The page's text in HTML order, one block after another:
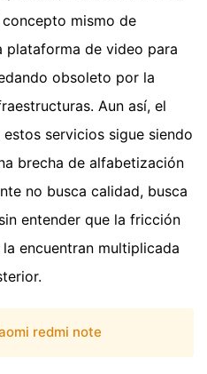
mismo de
plataforma de video para
obsoleto por la
Aun así, el
servicios sigue siendo
brecha de alfabetización
no busca calidad, busca
entender que la fricción
encuentran multiplicada
redmi note